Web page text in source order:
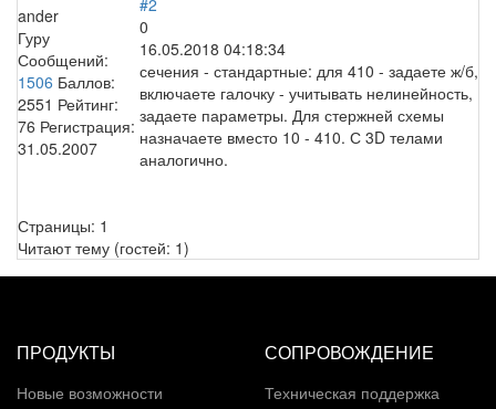
ander
Гуру
Сообщений:
1506 Баллов:
2551 Рейтинг:
76 Регистрация:
31.05.2007
0
16.05.2018 04:18:34
сечения - стандартные: для 410 - задаете ж/б,
включаете галочку - учитывать нелинейность,
задаете параметры. Для стержней схемы
назначаете вместо 10 - 410. С 3D телами
аналогично.
Страницы: 1
Читают тему (гостей: 1)
ПРОДУКТЫ
Новые возможности
СОПРОВОЖДЕНИЕ
Техническая поддержка